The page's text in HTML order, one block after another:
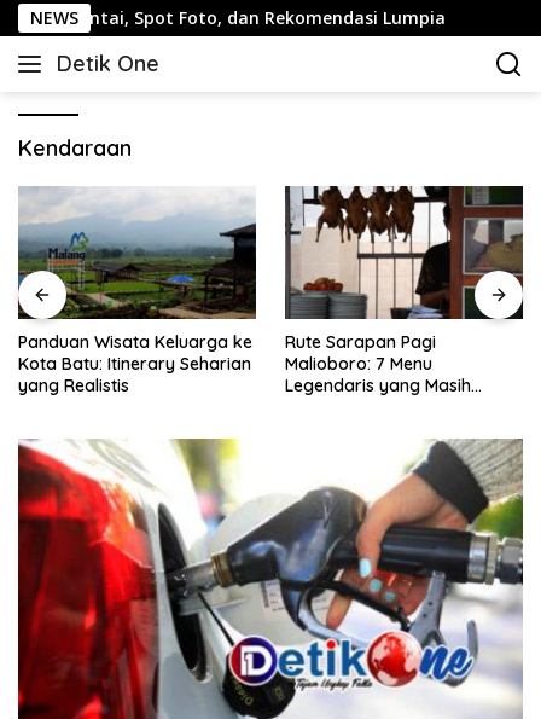
Langsung
ke
konten
NEWSSpot Foto, dan Rekomendasi Lumpia
Detik One
Tajam
Kendaraan
Panduan Wisata Keluarga ke
Kota Batu: Itinerary Seharian
yang Realistis
Rute Sarapan Pagi
Malioboro: 7 Menu
Legendaris yang Masih